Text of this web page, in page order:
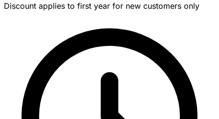
Discount applies to first year for new customers only